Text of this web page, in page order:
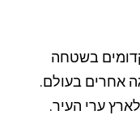
בשטחה
אחרים בעולם.
ערי העיר.